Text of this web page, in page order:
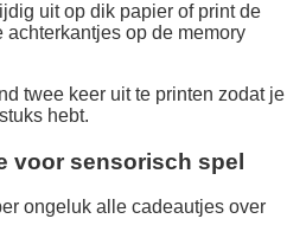
uit op dik papier of print de
achterkantjes op de memory
twee keer uit te printen zodat je
hebt.
voor sensorisch spel
ongeluk alle cadeautjes over